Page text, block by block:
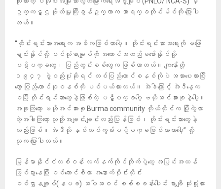
ဥက္ကဋ္ဌ ဗိုလ်မှူးကြီးခွန်ဥက္ကာက အာရက္ခတိုင်းမ်စ်ကို ပြောပါ
တယ်။
“တိုင်းရင်းသားအရေးက အဓိကဖြစ်တာပေါ့။ တိုင်းရင်းသားအရေးကို မဖြေ
ရှင်းနိုင်လို့ ပင်လုံစာချုပ်ကို အကောင်အထည်မဖော်နိုင်လို့
ပဋိပက္ခတွေ၊ ပြည်တွင်းစစ်တွေက ဖြစ်လာတယ်။ ကျနော်တို့
၁၉၄၇ ဖွဲ့စည်းပုံဆိုရင် တစ်ပြည်ထောင်စနစ်ကိုပဲ အသားပေးထားပြီး
တော့ ပြည်ထောင်စုစနစ်ကို ပစ်ပယ်ထားတယ်။ အဲဒါကြောင့် အဲဒီနေ့က
စပြီး တိုင်းရင်းသားတွေနဲ့ဖြစ်တဲ့ ပဋိပက္ခပေါ့ ဗဟိုအင်အားစုနဲ့ပေါ့။
အခုကြတော့ ဗဟိုအင်အားစု Burma community ကိုယ်တိုင်က ပြိုကွဲလာ
တဲ့အခါကြတော့ သူတို့အချင်းချင်းလည်းပြန်ဖြစ်၊ တိုင်းရင်းသားတွေနဲ့
လည်းဖြစ်။ အဲဒီလို နှစ်ထပ်ကွမ်းပဋိပက္ခဖြစ်လာတာပေါ့” လို့
သူက ပြောပါတယ်။
မြန်မာနိုင်ငံတစ်ဝန်း လက်နက်ကိုင်တိုက်ပွဲတွေ အပြင်းအထန်
ဖြစ်ပွားနေပြီး စစ်ကောင်စီဟာ အနောက်ပိုင်းတိုင်း
စစ်ဌာနချုပ်(နပခ) အပါအဝင် စစ်စခန်းပေါင်း ရာချီ ဆုံးရှုံးထား